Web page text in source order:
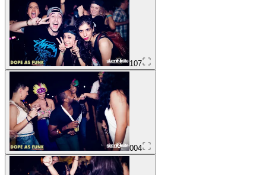
107
004